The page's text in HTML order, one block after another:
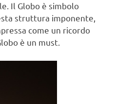
Il Globo è simbolo
struttura imponente,
come un ricordo
è un must.